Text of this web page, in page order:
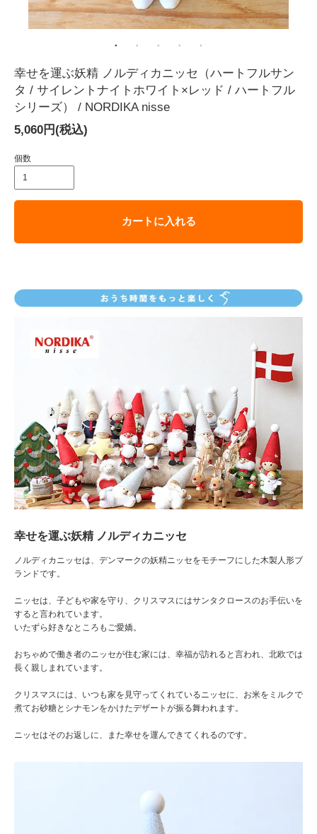
幸せを運ぶ妖精 ノルディカニッセ（ハートフルサン
タ / サイレントナイトホワイト×レッド / ハートフル
シリーズ） / NORDIKA nisse
5,060円(税込)
個数
カートに入れる
幸せを運ぶ妖精 ノルディカニッセ
ノルディカニッセは、デンマークの妖精ニッセをモチーフにした木製人形ブ
ランドです。
ニッセは、子どもや家を守り、クリスマスにはサンタクロースのお手伝いを
すると言われています。
いたずら好きなところもご愛嬌。
おちゃめで働き者のニッセが住む家には、幸福が訪れると言われ、北欧では
長く親しまれています。
クリスマスには、いつも家を見守ってくれているニッセに、お米をミルクで
煮てお砂糖とシナモンをかけたデザートが振る舞われます。
ニッセはそのお返しに、また幸せを運んできてくれるのです。